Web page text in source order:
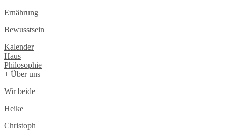
Ernährung
Bewusstsein
Kalender
Haus
Philosophie
+ Über uns
Wir beide
Heike
Christoph